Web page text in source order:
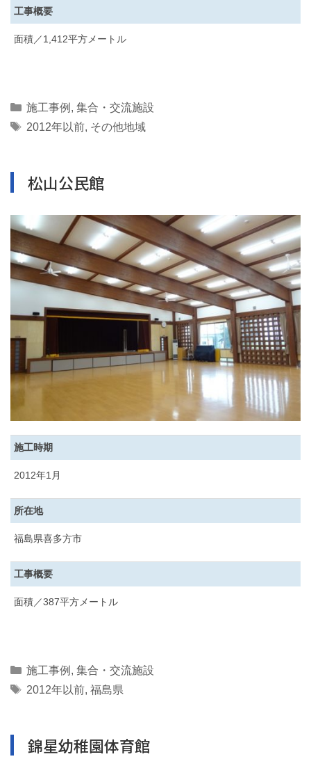
工事概要
面積／1,412平方メートル
Categories
施工事例 , 集合・交流施設
Tags
2012年以前, その他地域
松山公民館
施工時期
2012年1月
所在地
福島県喜多方市
工事概要
面積／387平方メートル
Categories
施工事例 , 集合・交流施設
Tags
2012年以前, 福島県
錦星幼稚園体育館